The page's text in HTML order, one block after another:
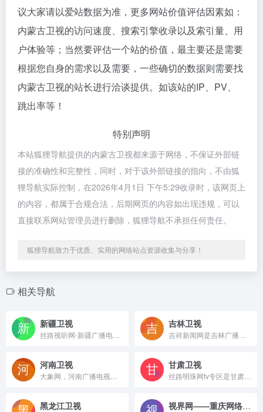
议大家请以爱站数据为准，更多网站价值评估因素如：
内蒙古卫视的访问速度、搜索引擎收录以及索引量、用
户体验等；当然要评估一个站的价值，最主要还是需要
根据您自身的需求以及需要，一些确切的数据则需要找
内蒙古卫视的站长进行洽谈提供。如该站的IP、PV、
跳出率等！
特别声明
本站狐狸导航提供的内蒙古卫视都来源于网络，不保证外部链
接的准确性和完整性，同时，对于该外部链接的指向，不由狐
狸导航实际控制，在2026年4月1日 下午5:29收录时，该网页上
的内容，都属于合规合法，后期网页的内容如出现违规，可以
直接联系网站管理员进行删除，狐狸导航不承担任何责任。
狐狸导航致力于优质、实用的网络站点资源收集与分享！
相关导航
新疆卫视 吉林卫视
河南卫视 甘肃卫视
黑龙江卫视 视界网——重庆网络广播电视台